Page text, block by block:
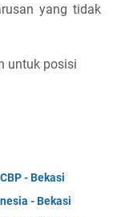
yang tidak
untuk posisi
- Bekasi
- Bekasi